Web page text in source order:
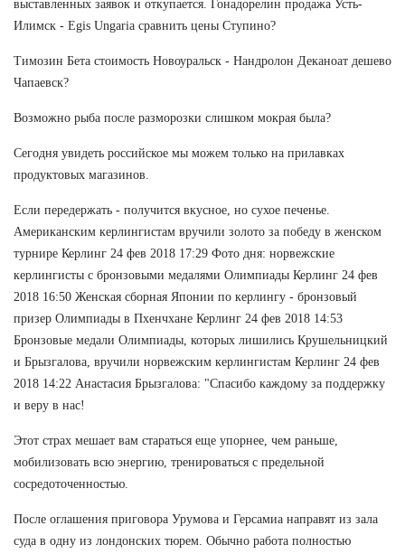
выставленных заявок и откупается. Гонадорелин продажа Усть-
Илимск - Egis Ungaria сравнить цены Ступино?
Tимозин Бета стоимость Новоуральск - Нандролон Деканоат дешево
Чапаевск?
Возможно рыба после разморозки слишком мокрая была?
Сегодня увидеть российское мы можем только на прилавках
продуктовых магазинов.
Если передержать - получится вкусное, но сухое печенье.
Американским керлингистам вручили золото за победу в женском
турнире Керлинг 24 фев 2018 17:29 Фото дня: норвежские
керлингисты с бронзовыми медалями Олимпиады Керлинг 24 фев
2018 16:50 Женская сборная Японии по керлингу - бронзовый
призер Олимпиады в Пхенчхане Керлинг 24 фев 2018 14:53
Бронзовые медали Олимпиады, которых лишились Крушельницкий
и Брызгалова, вручили норвежским керлингистам Керлинг 24 фев
2018 14:22 Анастасия Брызгалова: "Спасибо каждому за поддержку
и веру в нас!
Этот страх мешает вам стараться еще упорнее, чем раньше,
мобилизовать всю энергию, тренироваться с предельной
сосредоточенностью.
После оглашения приговора Урумова и Герсамиа направят из зала
суда в одну из лондонских тюрем. Обычно работа полностью